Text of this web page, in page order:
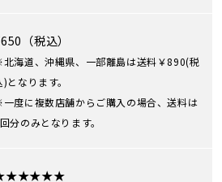
（税込）
海道、沖縄県、一部離島は送料￥890(税
)となります。
度に複数店舗からご購入の場合、送料は
分のみとなります。